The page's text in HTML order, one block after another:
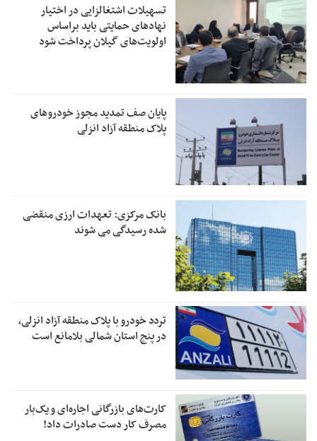
تسهیلات اشتغالزایی در اختیار
نهادهای حمایتی باید براساس
اولویت‌های گیلان پرداخت شود
پایان صف تمدید مجوز خودروهای
پلاک منطقه آزاد انزلی
بانک مرکزی: تعهدات ارزی منقضی
شده رسیدگی می شوند
تردد خودرو با پلاک منطقه آزاد انزلی،
در پنج استان شمالی بلامانع است
کارت‌های بازرگانی اجاره‌ای و یک‌بار
مصرف کار دست صادرات داد!